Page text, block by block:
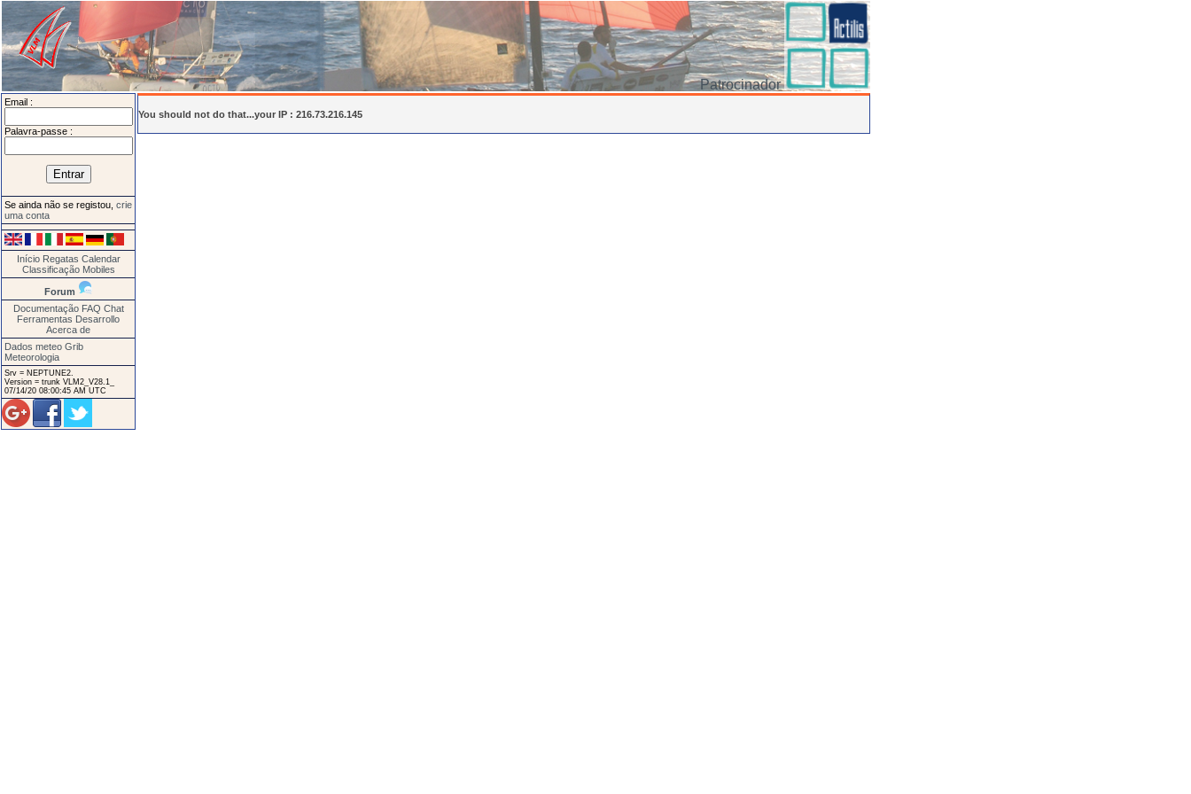
Patrocinador
Email :
Palavra-passe :
Se ainda não se registou, crie
uma conta
Início Regatas Calendar
Classificação Mobiles
Forum
Documentação FAQ Chat
Ferramentas Desarrollo
Acerca de
Dados meteo Grib
Meteorologia
Srv = NEPTUNE2.
Version = trunk VLM2_V28.1_
07/14/20 08:00:45 AM UTC
You should not do that...your IP : 216.73.216.145